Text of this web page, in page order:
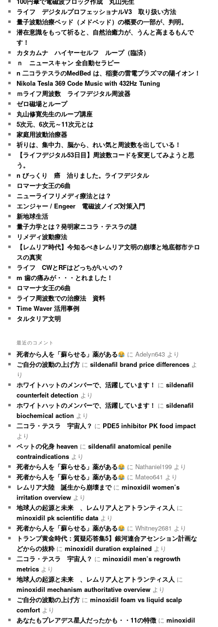
ライフ デジタルプロフェッショナルV3 取り扱い方法
量子波動治療ベッド（メドベッド）の概要の一部が、判明。
潜在意識をもって祈ると、自然治癒力が、うんと高まるもんで
す！
カタカムナ ハイヤーセルフ ループ（臨済）
ｎ ニュースキャン 全自動セラピー
n 二コラテスラのMedBed は、稲妻の雷電プラズマの陽イオン！
Nikola Tesla 369 Code Music with 432Hz Tuning
ｍライフ周波数 ライフデジタル周波器
ゼロ磁場とループ
丸山修寛先生のループ講座
5次元、6次元～11次元とは
家庭用波動治療器
祈りは、集中力、脳から、れい気と周波数を出している！
【ライフデジタル53日目】周波数コードを変更してみようと思
う。
n びっくり 癌 治りました。ライフデジタル
ロマーナ女王の6曲
ニューライフリメディ療法とは？
エンジャー / Engeer 電磁波ノイズ対策入門
新地球生活
量子力学とは？発明家ニコラ・テスラの謎
リメディ波動療法
【レムリア時代】今知るべきレムリア文明の崩壊と地底都市テロ
スの真実
ライフ CWとRFはどっちがいいの？
m 歯の痛みが・・・とれました！
ロマーナ女王の6曲
ライフ周波数での治療法 資料
Time Waver 活用事例
タルタリア文明
最近のコメント
死者から人を「蘇らせる」薬がある に Adelyn643より
ご自分の波動の上げ方 にsildenafil brand price differences よ
り
ホワイトハットのメンバーで、活躍しています！ にsildenafil
counterfeit detection より
ホワイトハットのメンバーで、活躍しています！ にsildenafil
biochemical action より
二コラ・テスラ 宇宙人？ に PDE5 inhibitor PK food impact
より
ペットの化身 heaven にsildenafil anatomical penile
contraindications より
死者から人を「蘇らせる」薬がある
に Nathaniel199より
死者から人を「蘇らせる」薬がある
に Mateo641 より
レムリア大陸 誕生から崩壊までにminoxidil women’s
irritation overview より
地球人の起源と未来 、レムリア人とアトランティス人 に
minoxidil pk scientific data より
死者から人を「蘇らせる」薬がある
に Whitney2681 より
トランプ黄金時代：質疑応答集5】銀河連合アセンション計画な
どからの抜粋 にminoxidil duration explained より
二コラ・テスラ 宇宙人？ にminoxidil men’s regrowth
metrics より
地球人の起源と未来 、レムリア人とアトランティス人 に
minoxidil mechanism authoritative overview より
ご自分の波動の上げ方 にminoxidil foam vs liquid scalp
comfort より
あなたもプレアデス星人だったかも・・11の特徴 にminoxidil